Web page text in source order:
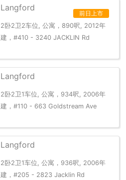
前日上市
Langford
2卧2卫2车位, 公寓，890呎, 2012年
建，#410 - 3240 JACKLIN Rd
Langford
2卧2卫1车位, 公寓，934呎, 2006年
建，#110 - 663 Goldstream Ave
Langford
2卧2卫1车位, 公寓，936呎, 2006年
建，#205 - 2823 Jacklin Rd